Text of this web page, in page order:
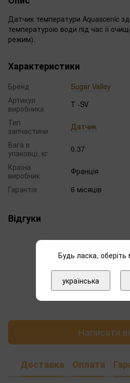
Датчик температури Aquascenic
температурою води під час ії
режим).
Характеристики
Бренд
Sugar Valley
Артикул
виробника
T -SV
Тип
запчастини
Датчик
Вага в
упаковці, кг
0.37
Країна
виробник
Франція
Гарантія
6 місяців
Відгуки
Додайте
Написати
Доставка Оплата
Будь ласка, оберіть
українська